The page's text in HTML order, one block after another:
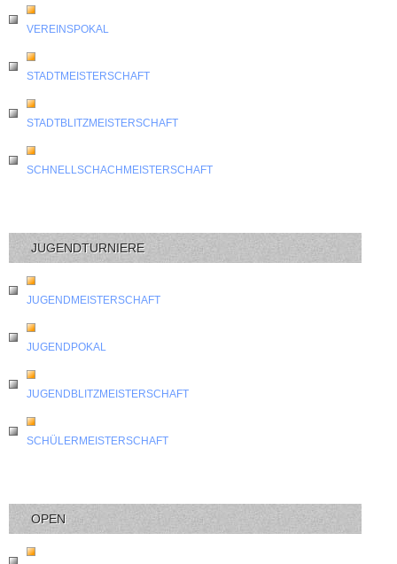
VEREINSPOKAL
STADTMEISTERSCHAFT
STADTBLITZMEISTERSCHAFT
SCHNELLSCHACHMEISTERSCHAFT
JUGENDTURNIERE
JUGENDMEISTERSCHAFT
JUGENDPOKAL
JUGENDBLITZMEISTERSCHAFT
SCHÜLERMEISTERSCHAFT
OPEN